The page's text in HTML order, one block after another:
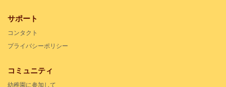
サポート
コンタクト
プライバシーポリシー
コミュニティ
幼稚園に参加して